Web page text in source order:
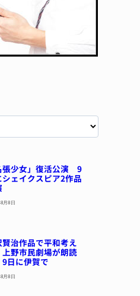
張少女」復活公演 9
シェイクスピア2作品
月8日
賢治作品で平和考え
野市民劇場が朗読
日に伊賀で
月8日